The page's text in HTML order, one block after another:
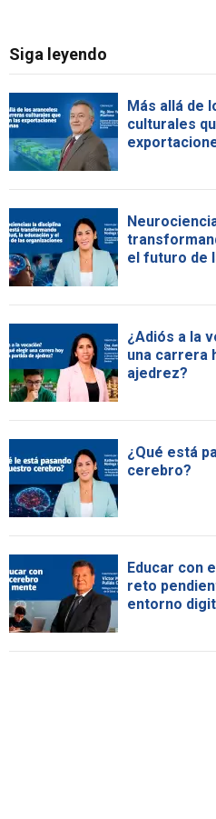
Siga leyendo
Más allá de
culturales
el futuro de
¿Adiós a la
una carrera
ajedrez?
¿Qué está
cerebro?
Educar con
reto
entorno